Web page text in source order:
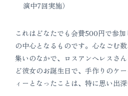
演中7回実施）
これはどなたでも会費500円で参
の中心となるものです。心なごむ
集いのなかで、ロスアンへレスさ
ど彼女のお誕生日で、手作りのケ
ィーとなったことは、特に思い出深